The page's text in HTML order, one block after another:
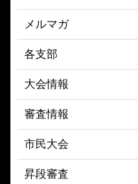
メルマガ
各支部
大会情報
審査情報
市民大会
昇段審査